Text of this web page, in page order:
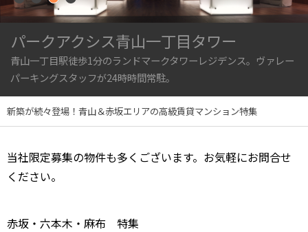
パークアクシス青山一丁目タワー
青山一丁目駅徒歩1分のランドマークタワーレジデンス。ヴァレー
パーキングスタッフが24時時間常駐。
新築が続々登場！青山＆赤坂エリアの高級賃貸マンション特集
当社限定募集の物件も多くございます。お気軽にお問合せ
ください。
赤坂・六本木・麻布 特集
間取り
1R〜1K
1DK〜1LDK
2LDK
3LDK
4LDK〜
築年数